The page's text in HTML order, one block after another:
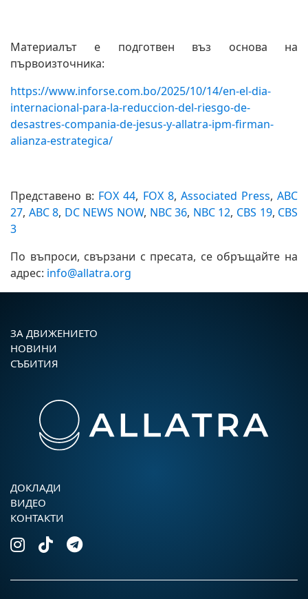
Материалът е подготвен въз основа на
първоизточника:
https://www.inforse.com.bo/2025/10/14/en-el-dia-
internacional-para-la-reduccion-del-riesgo-de-
desastres-compania-de-jesus-y-allatra-ipm-firman-
alianza-estrategica/
Представено в: FOX 44, FOX 8, Associated Press, ABC
27, ABC 8, DC NEWS NOW, NBC 36, NBC 12, CBS 19, CBS
3
По въпроси, свързани с пресата, се обръщайте на
адрес: info@allatra.org
ЗА ДВИЖЕНИЕТО
НОВИНИ
СЪБИТИЯ
ДОКЛАДИ
ВИДЕО
КОНТАКТИ